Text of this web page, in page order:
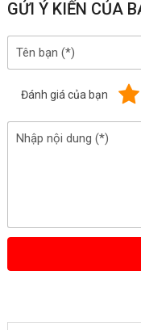
GỬI Ý KIẾN CỦA
Đánh giá của bạn